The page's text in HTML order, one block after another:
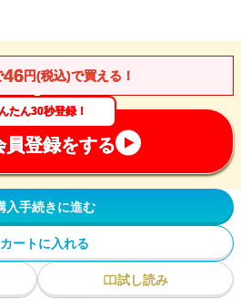
46円(税込)で買える！
たん30秒登録！
員登録をする
入手続きに進む
カートに入れる
試し読み